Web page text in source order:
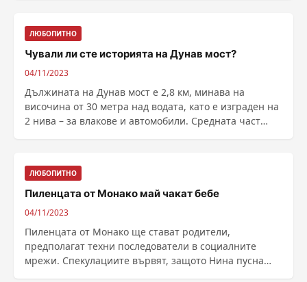
ЛЮБОПИТНО
Чували ли сте историята на Дунав мост?
04/11/2023
Дължината на Дунав мост е 2,8 км, минава на
височина от 30 метра над водата, като е изграден на
2 нива – за влакове и автомобили. Средната част
ЛЮБОПИТНО
Пиленцата от Монако май чакат бебе
04/11/2023
Пиленцата от Монако ще стават родители,
предполагат техни последователи в социалните
мрежи. Спекулациите вървят, защото Нина пусна